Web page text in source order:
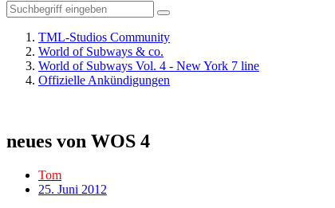
TML-Studios Community
World of Subways & co.
World of Subways Vol. 4 - New York 7 line
Offizielle Ankündigungen
neues von WOS 4
Tom
25. Juni 2012